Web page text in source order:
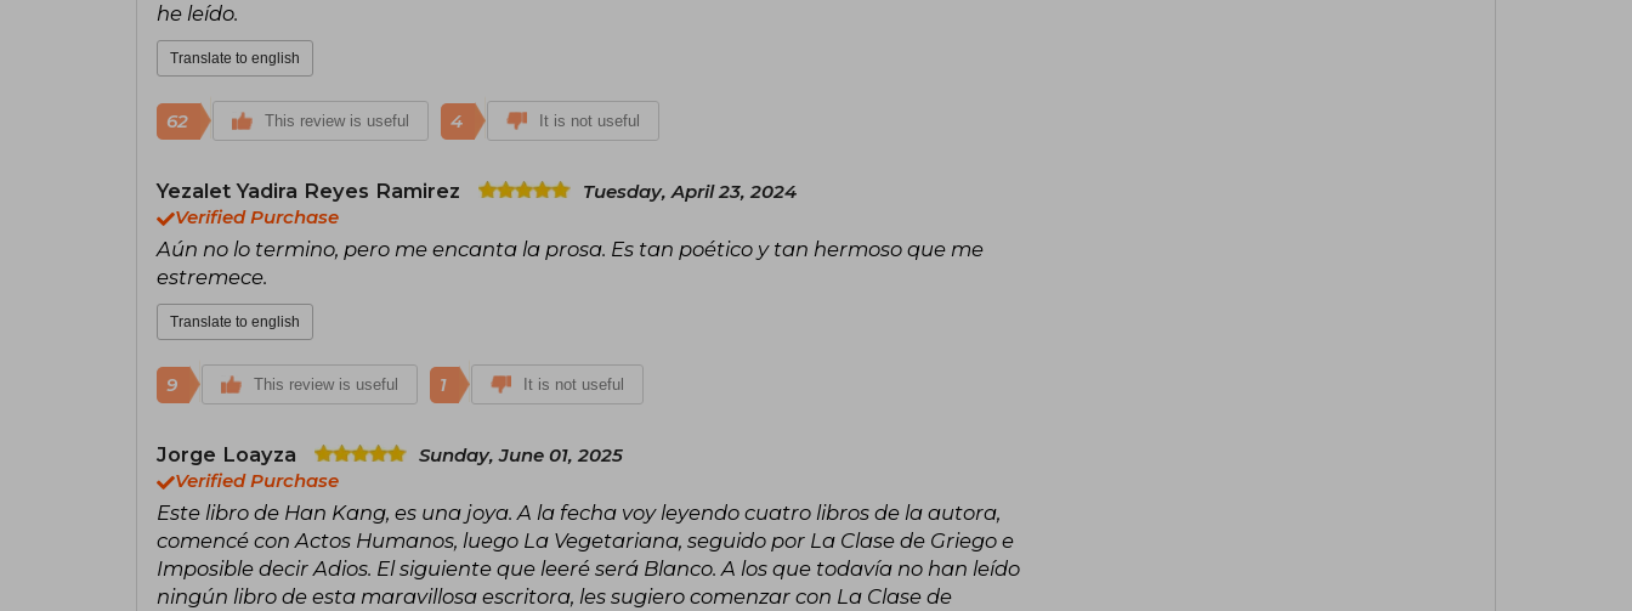
he leído.
Translate to english
62 This review is useful 4 It is not useful
Yezalet Yadira Reyes Ramirez
Tuesday, April 23, 2024
Verified Purchase
Aún no lo termino, pero me encanta la prosa. Es tan poético y tan hermoso que me
estremece.
Translate to english
9 This review is useful 1 It is not useful
Jorge Loayza
Sunday, June 01, 2025
Verified Purchase
Este libro de Han Kang, es una joya. A la fecha voy leyendo cuatro libros de la autora,
comencé con Actos Humanos, luego La Vegetariana, seguido por La Clase de Griego e
Imposible decir Adios. El siguiente que leeré será Blanco. A los que todavía no han leído
ningún libro de esta maravillosa escritora, les sugiero comenzar con La Clase de